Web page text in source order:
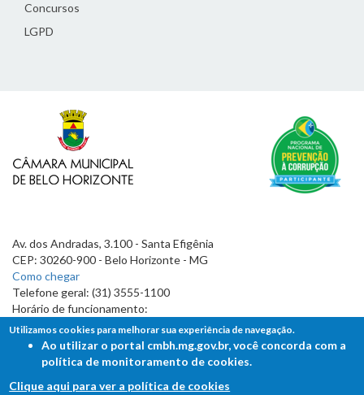
Concursos
LGPD
Av. dos Andradas, 3.100 - Santa Efigênia
CEP: 30260-900 - Belo Horizonte - MG
Como chegar
Telefone geral: (31) 3555-1100
Horário de funcionamento:
7h às 19h
Utilizamos cookies para melhorar sua experiência de navegação.
Ao utilizar o portal cmbh.mg.gov.br, você concorda com a
política de monitoramento de cookies.
Clique aqui para ver a política de cookies